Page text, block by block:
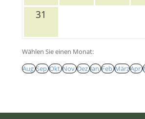
31
Wählen Sie einen Monat:
Aug.Sep.Okt.Nov.Dez.Jan.Feb.MärzApr.